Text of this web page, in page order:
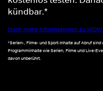
kündbar.*
Noch mehr Informationen zu
*Serien-, Filme- und Sport-Inhalte auf Abruf
Programminhalte wie Serien, Filme und Live-
davon unberührt.